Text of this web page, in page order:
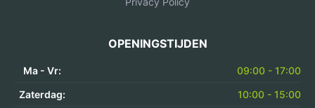
OPENINGSTIJDEN
Ma - Vr:
09:00 - 17:00
Zaterdag:
10:00 - 15:00